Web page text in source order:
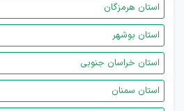
استان هرمزگان
استان بوشهر
استان خراسان جنوبی
استان سمنان